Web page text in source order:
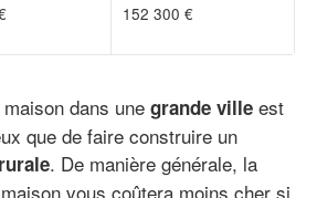
152 300 €
dans une grande ville est
que de faire construire un
. De manière générale, la
vous coûtera moins cher si